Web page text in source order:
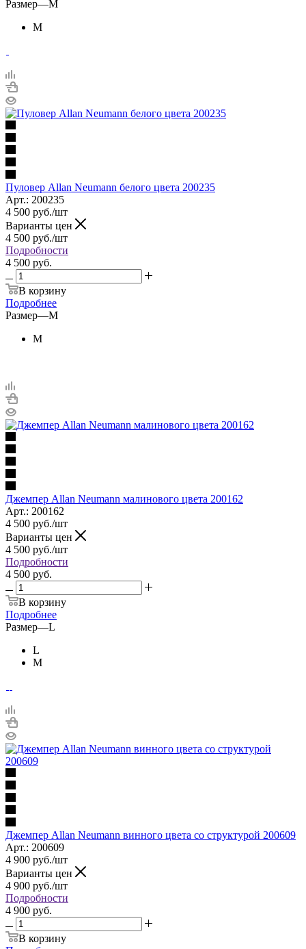
Размер—M
M
Пуловер Allan Neumann белого цвета 200235
Арт.: 200235
4 500 руб./шт
Варианты цен
4 500 руб./шт
Подробности
4 500 руб.
В корзину
Подробнее
Размер—M
M
Джемпер Allan Neumann малинового цвета 200162
Арт.: 200162
4 500 руб./шт
Варианты цен
4 500 руб./шт
Подробности
4 500 руб.
В корзину
Подробнее
Размер—L
L
M
Джемпер Allan Neumann винного цвета со структурой 200609
Арт.: 200609
4 900 руб./шт
Варианты цен
4 900 руб./шт
Подробности
4 900 руб.
В корзину